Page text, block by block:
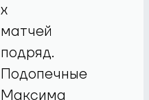
х
матчей
подряд.
Подопечные
Максима